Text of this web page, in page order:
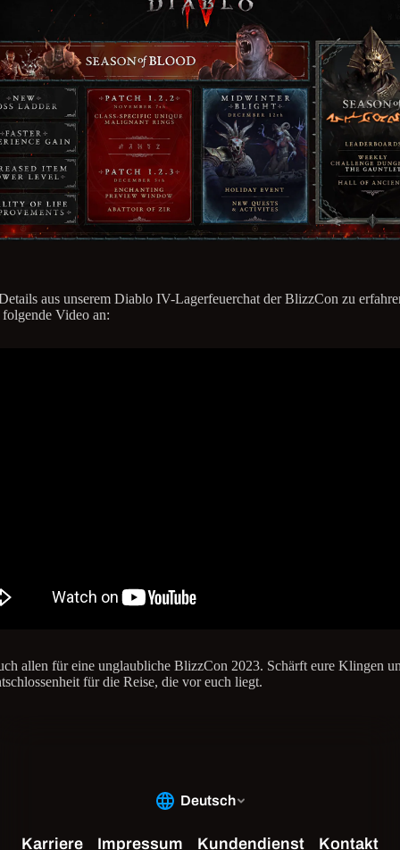
aus unserem Diablo IV-Lagerfeuerchat der BlizzCon zu
folgende Video an:
allen für eine unglaubliche BlizzCon 2023. Schärft eure Klingen
für die Reise, die vor euch liegt.